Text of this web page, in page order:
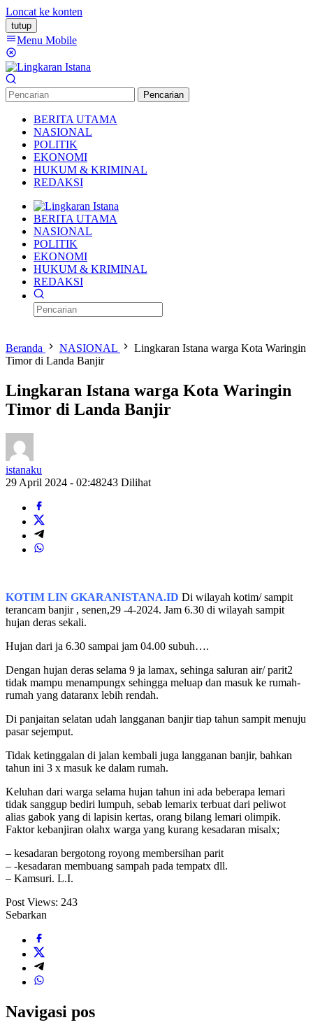
Loncat ke konten
tutup
Menu Mobile
Pencarian
BERITA UTAMA
NASIONAL
POLITIK
EKONOMI
HUKUM & KRIMINAL
REDAKSI
BERITA UTAMA
NASIONAL
POLITIK
EKONOMI
HUKUM & KRIMINAL
REDAKSI
Beranda NASIONAL
Lingkaran Istana warga Kota Waringin
Timor di Landa Banjir
Lingkaran Istana warga Kota Waringin
Timor di Landa Banjir
istanaku
29 April 2024 - 02:48243 Dilihat
KOTIM LIN GKARANISTANA.ID Di wilayah kotim/ sampit
terancam banjir , senen,29 -4-2024. Jam 6.30 di wilayah sampit
hujan deras sekali.
Hujan dari ja 6.30 sampai jam 04.00 subuh….
Dengan hujan deras selama 9 ja lamax, sehinga saluran air/ parit2
tidak mampu menampungx sehingga meluap dan masuk ke rumah-
rumah yang dataranx lebih rendah.
Di panjaitan selatan udah langganan banjir tiap tahun sampit menuju
pasar sejemput.
Tidak ketinggalan di jalan kembali juga langganan banjir, bahkan
tahun ini 3 x masuk ke dalam rumah.
Keluhan dari warga selama hujan tahun ini ada beberapa lemari
tidak sanggup bediri lumpuh, sebab lemarix terbuat dari peliwot
alias gabok yang di lapisin kertas, orang bilang lemari olimpik.
Faktor kebanjiran olahx warga yang kurang kesadaran misalx;
– kesadaran bergotong royong membersihan parit
– -kesadaran membuang sampah pada tempatx dll.
– Kamsuri. L.I.
Post Views: 243
Sebarkan
Navigasi pos